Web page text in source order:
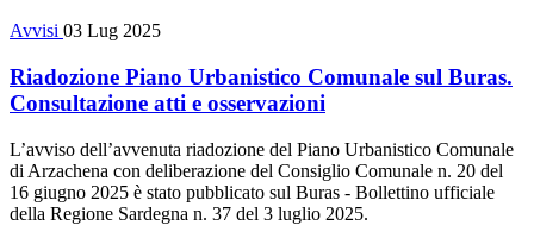
Avvisi 03 Lug 2025
Riadozione Piano Urbanistico Comunale sul Buras.
Consultazione atti e osservazioni
L’avviso dell’avvenuta riadozione del Piano Urbanistico Comunale
di Arzachena con deliberazione del Consiglio Comunale n. 20 del
16 giugno 2025 è stato pubblicato sul Buras - Bollettino ufficiale
della Regione Sardegna n. 37 del 3 luglio 2025.